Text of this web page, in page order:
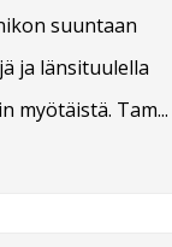
suuntaan
ja länsituulella
myötäistä. Tam...